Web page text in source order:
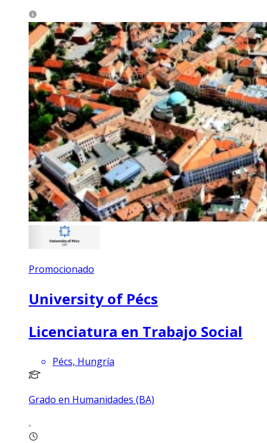
Promocionado
University of Pécs
Licenciatura en Trabajo Social
Pécs, Hungría
Grado en Humanidades (BA)